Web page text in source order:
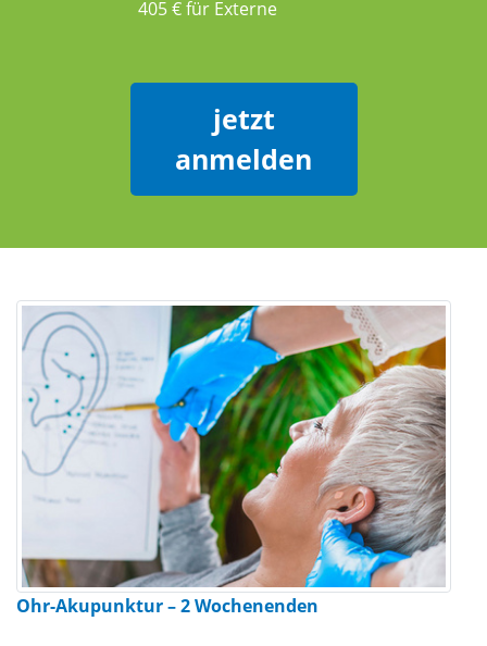
405 € für Externe
jetzt
anmelden
Ohr-Akupunktur – 2 Wochenenden